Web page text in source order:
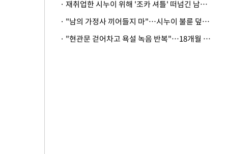
· 재취업한 시누이 위해 '조카 셔틀' 떠넘긴 남편…아내 "난 못한다"
· "남의 가정사 끼어들지 마"…시누이 불륜 덮으려는 남편에 억울한 아내
· "현관문 걷어차고 욕설 녹음 반복"…18개월 아기 키우는 집 뒤흔든 '앞집의 비극'